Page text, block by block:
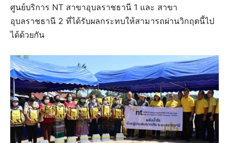
ศูนย์บริการ NT สาขาอุบลราชธานี 1 และ สาขา
อุบลราชธานี 2 ที่ได้รับผลกระทบให้สามารถผ่านวิกฤตนี้ไป
ได้ด้วยกัน